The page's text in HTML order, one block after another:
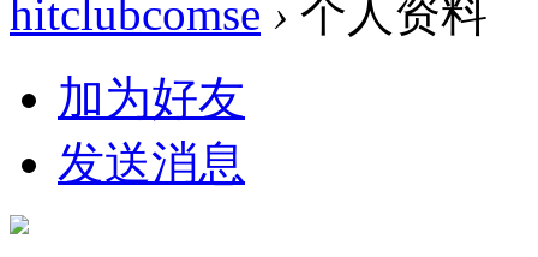
hitclubcomse › 个人资料
加为好友
发送消息